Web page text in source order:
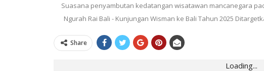
Suasana penyambutan kedatangan wisatawan mancanegara
Ngurah Rai Bali - Kunjungan Wisman ke Bali Tahun 2025
Share
Loading...
IHGMA Jul 9, 2026 0